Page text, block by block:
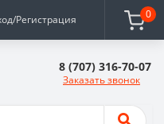
Регистрация 0
8 (707) 316-70-07
Заказать звонок